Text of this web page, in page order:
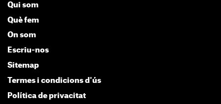
Qui som
Què fem
On som
Escriu-nos
Sitemap
Termes i condicions d'ús
Política de privacitat